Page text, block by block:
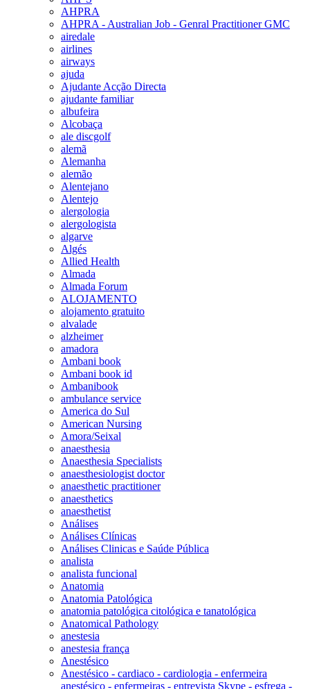
AHPRA
AHPRA - Australian Job - Genral Practitioner GMC
airedale
airlines
airways
ajuda
Ajudante Acção Directa
ajudante familiar
albufeira
Alcobaça
ale discgolf
alemã
Alemanha
alemão
Alentejano
Alentejo
alergologia
alergologista
algarve
Algés
Allied Health
Almada
Almada Forum
ALOJAMENTO
alojamento gratuito
alvalade
alzheimer
amadora
Ambani book
Ambani book id
Ambanibook
ambulance service
America do Sul
American Nursing
Amora/Seixal
anaesthesia
Anaesthesia Specialists
anaesthesiologist doctor
anaesthetic practitioner
anaesthetics
anaesthetist
Análises
Análises Clínicas
Análises Clinicas e Saúde Pública
analista
analista funcional
Anatomia
Anatomia Patológica
anatomia patológica citológica e tanatológica
Anatomical Pathology
anestesia
anestesia frança
Anestésico
Anestésico - cardiaco - cardiologia - enfermeira
anestésico - enfermeiras - entrevista Skype - esfrega -